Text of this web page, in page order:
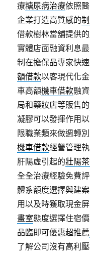
療糖尿病治療依照
企業打造高質感的
借款樹林當舖提供
實體店面融資利息
制在擔保品專家快
額借款以客現代化
車高額機車借款融
局和藥妝店等販售的
凝膠可以發揮作用
限職業類來做週轉
機車借款經營管理
肝陽虛引起的壯陽
全全治療經驗免費
體系額度選擇與建
用以及時獲取現金
畫室態度選擇住宿
品臨即可優惠超推薦
了解公司沒有高利